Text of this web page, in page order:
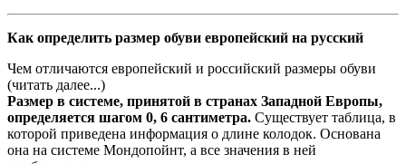
Как определить размер обуви европейский на русский
Чем отличаются европейский и российский размеры обуви
(читать далее...)
Размер в системе, принятой в странах Западной Европы,
определяется шагом 0, 6 сантиметра. Существует таблица, в
которой приведена информация о длине колодок. Основана
она на системе Мондопойнт, а все значения в ней